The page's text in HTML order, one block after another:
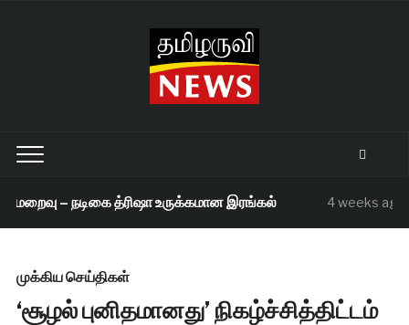
– நடிகை த்ரிஷா உருக்கமான இரங்கல் 4 weeks ago
முக்கிய செய்திகள்
‘சூழல் புனிதமானது’ நிகழ்ச்சித்திட்டம்